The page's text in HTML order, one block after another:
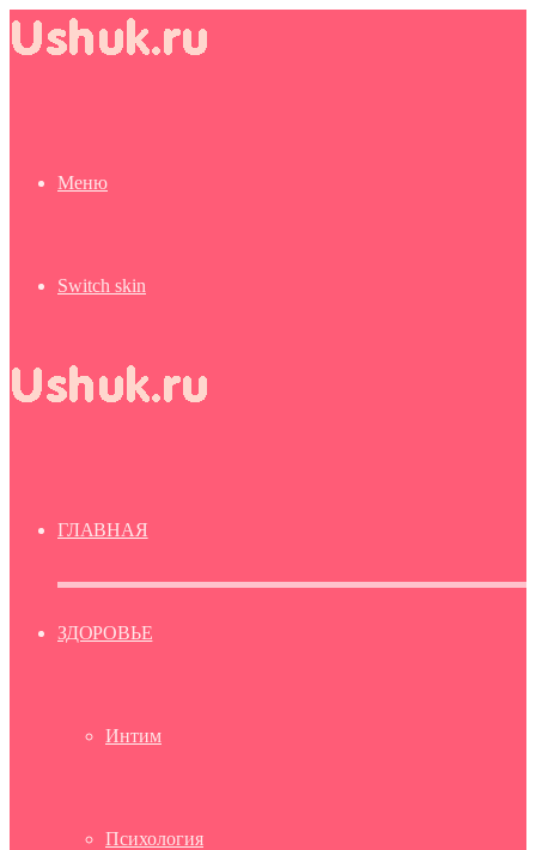
Меню
Switch skin
ГЛАВНАЯ
ЗДОРОВЬЕ
Интим
Психология